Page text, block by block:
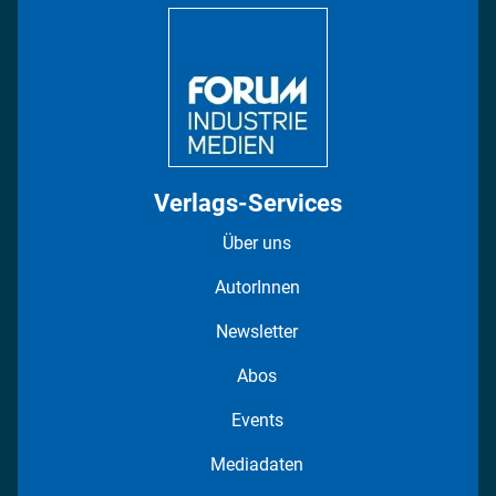
Verlags-Services
Über uns
AutorInnen
Newsletter
Abos
Events
Mediadaten